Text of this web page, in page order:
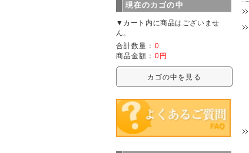
現在のカゴの中
▼カート内に商品はございませ
ん。
合計数量： 0
商品金額： 0円
カゴの中を見る